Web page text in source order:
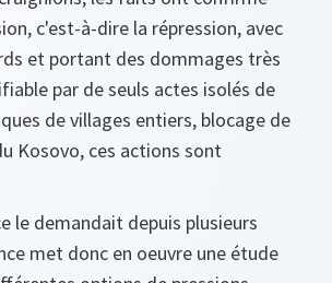
c'est-à-dire la répression, avec
et portant des dommages très
par de seuls actes isolés de
de villages entiers, blocage de
Kosovo, ces actions sont
le demandait depuis plusieurs
met donc en oeuvre une étude